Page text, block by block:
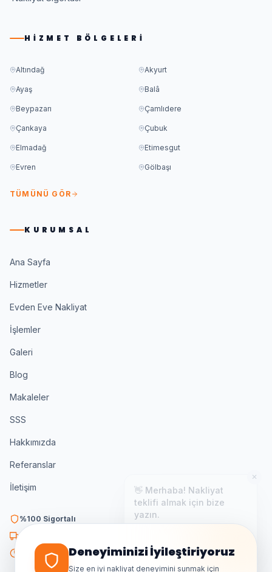
HIZMET BÖLGELERI
Altındağ Akyurt
Ayaş Balâ
Beypazarı Çamlıdere
Çankaya Çubuk
Elmadağ Etimesgut
Evren Gölbaşı
TÜMÜNÜ GÖR
KURUMSAL
Ana Sayfa
Hizmetler
Evden Eve Nakliyat
İşlemler
Galeri
Blog
Makaleler
SSS
Hakkımızda
Referanslar
İletişim
%100 Sigortalı
K3 Belgeli
7/24 Destek
Deneyiminizi İyileştiriyoruz
Size en iyi nakliyat deneyimini sunmak için
✕
👋 Merhaba! Nakliyat
teklifi almak için bize
Genellikle birkaç dakika içinde